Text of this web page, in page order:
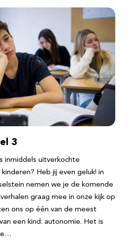
3
inmiddels uitverkochte
Heb jij even geluk! in
nemen we je de komende
graag mee in onze kijk op
ons op één van de meest
een kind: autonomie. Het is